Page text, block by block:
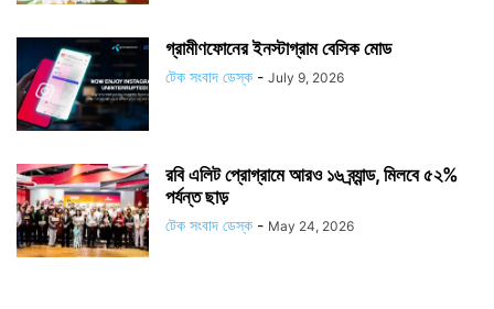
গ্রামীণফোনের ইনস্টাগ্রাম বেসিক মোড
টেক সংবাদ ডেস্ক - July 9, 2026
রবি এলিট প্রোগ্রামে আরও ১৬ ব্র্যান্ড, মিলবে ৫২%
পর্যন্ত ছাড়
টেক সংবাদ ডেস্ক - May 24, 2026